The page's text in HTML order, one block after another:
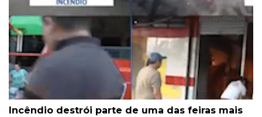
Incêndio destrói parte de uma das feiras mais